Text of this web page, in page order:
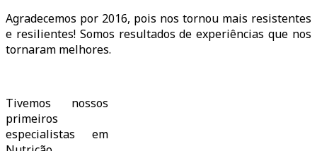
Agradecemos por 2016, pois nos tornou mais resistentes
e resilientes! Somos resultados de experiências que nos
tornaram melhores.
Tivemos nossos
primeiros
especialistas em